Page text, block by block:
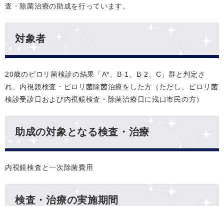
査・除菌治療の助成を行っています。
対象者
20歳のピロリ菌検診の結果「A*、B-1、B-2、C」群と判定さ
れ、内視鏡検査・ピロリ菌除菌治療をした方（ただし、ピロリ菌
検診受診日および内視鏡検査・除菌治療日に浅口市民の方）
助成の対象となる検査・治療
内視鏡検査と一次除菌費用
検査・治療の実施期間